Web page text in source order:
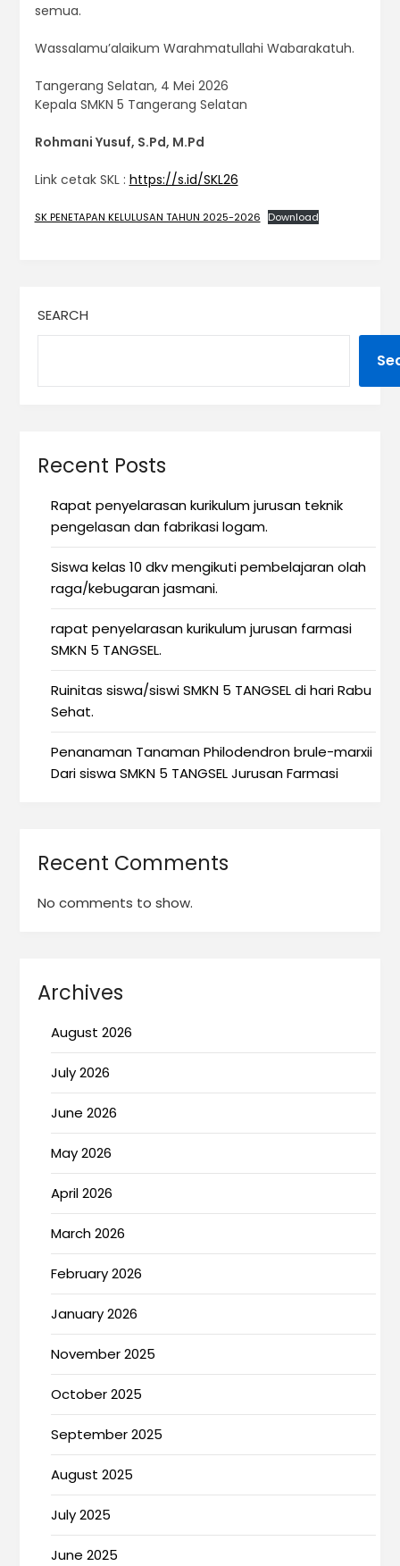
semua.
Wassalamu’alaikum Warahmatullahi Wabarakatuh.
Tangerang Selatan, 4 Mei 2026
Kepala SMKN 5 Tangerang Selatan
Rohmani Yusuf, S.Pd, M.Pd
Link cetak SKL : https://s.id/SKL26
SK PENETAPAN KELULUSAN TAHUN 2025-2026 Download
SEARCH
Recent Posts
Rapat penyelarasan kurikulum jurusan teknik
pengelasan dan fabrikasi logam.
Siswa kelas 10 dkv mengikuti pembelajaran olah
raga/kebugaran jasmani.
rapat penyelarasan kurikulum jurusan farmasi
SMKN 5 TANGSEL.
Ruinitas siswa/siswi SMKN 5 TANGSEL di hari Rabu
Sehat.
Penanaman Tanaman Philodendron brule-marxii
Dari siswa SMKN 5 TANGSEL Jurusan Farmasi
Recent Comments
No comments to show.
Archives
August 2026
July 2026
June 2026
May 2026
April 2026
March 2026
February 2026
January 2026
November 2025
October 2025
September 2025
August 2025
July 2025
June 2025